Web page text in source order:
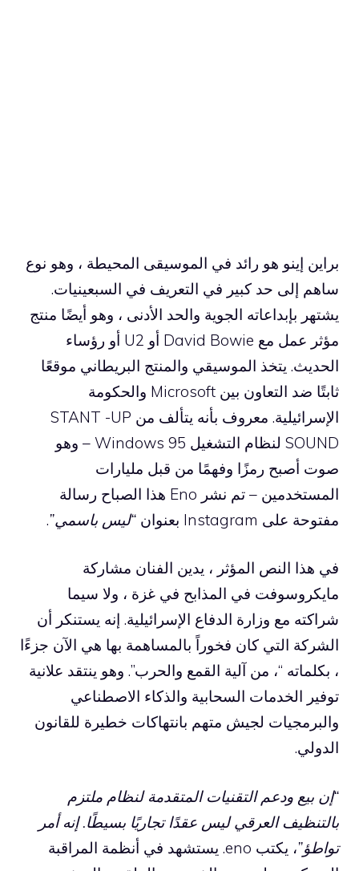
براين إينو هو رائد في الموسيقى المحيطة ، وهو نوع
ساهم إلى حد كبير في التعريف في السبعينيات.
يشتهر بإبداعاته الجوية والحد الأدنى ، وهو أيضًا منتج
مؤثر عمل مع David Bowie أو U2 أو رؤساء
الحديث. يتخذ الموسيقي والمنتج البريطاني موقعًا
ثابتًا ضد التعاون بين Microsoft والحكومة
الإسرائيلية. معروف بأنه يتألف من STANT -UP
SOUND لنظام التشغيل Windows 95 – وهو
صوت أصبح رمزًا وفهمًا من قبل مليارات
المستخدمين – تم نشر Eno هذا الصباح رسالة
مفتوحة على Instagram بعنوان
“ليس باسمي”.
في هذا النص المؤثر ، يدين الفنان مشاركة
مايكروسوفت في المذابح في غزة ، ولا سيما
شراكته مع وزارة الدفاع الإسرائيلية. إنه يستنكر أن
الشركة التي كان فخوراً بالمساهمة بها هي الآن جزءًا
، بكلماته “، من آلية القمع والحرب”. وهو ينتقد علانية
توفير الخدمات السحابية والذكاء الاصطناعي
والبرمجيات لجيش متهم بانتهاكات خطيرة للقانون
الدولي.
“إن بيع ودعم التقنيات المتقدمة لنظام ملتزم
بالتنظيف العرقي ليس عقدًا تجاريًا بسيطًا. إنه أمر
تواطؤ”
، يكتب eno. يستشهد في أنظمة المراقبة